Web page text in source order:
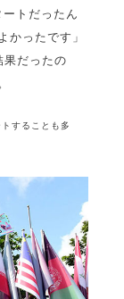
トだったん
ったです」
果だったの
することも多